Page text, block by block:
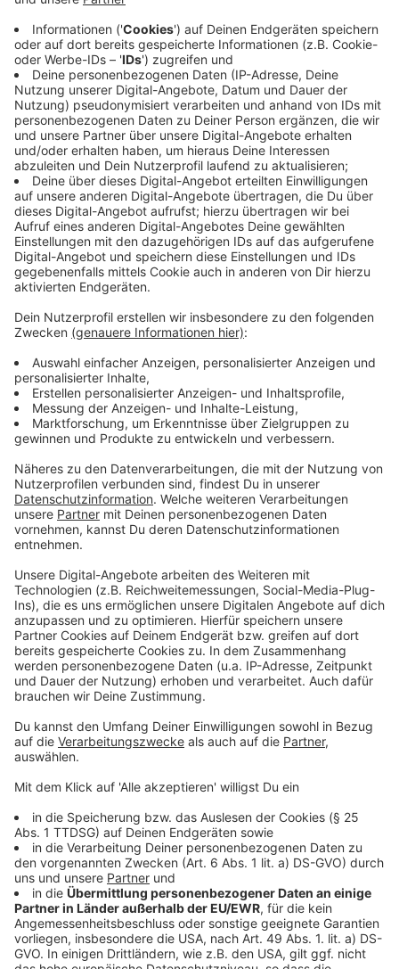
Keine Schäden in NRW
Anzeige
InKoblenzwurde bei einem Einschlang ein Haus
beschädigt. An dem Dach des Gebäudes entstand ein
fußballgroßes Loch. Laut Polizei habe sich aber
niemand verletzt. In NRW gibt es bislang keine
Hinweise auf Schäden. Das hat das Lagezentrum in
Nordrhein-Westfalen am Abend mitgeteilt.
Anzeige
Was ist ein Meteorit?
Anzeige
Trifft ein Asteroid auf die Lufthülle der Erde, zerfällt
er oft in viele kleine Stücke. Manche davon verglühen,
andere landen auf der Erde. Diese Brocken nennt man
Meteoriten.
Weitere Infos und Links zum Thema:
Anzeige
So berichtet die RP
Rheinbahn Streik am Dienstag
Weitere Düsseldorf-Nachrichten
Anzeige
Folge uns für mehr News & Updates:
Anzeige